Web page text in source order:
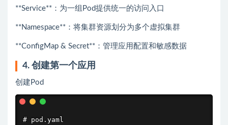
**Service**：为一组Pod提供统一的访问入口
**Namespace**：将集群资源划分为多个虚拟集群
**ConfigMap & Secret**：管理应用配置和敏感数据
4. 创建第一个应用
创建Pod
# pod.yaml